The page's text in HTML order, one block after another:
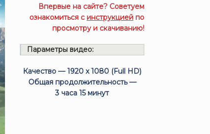
Впервые на сайте? Советуем
ознакомиться с инструкцией по
просмотру и скачиванию!
Параметры видео:
Качество — 1920 x 1080 (Full HD)
Общая продолжительность —
3 часа 15 минут